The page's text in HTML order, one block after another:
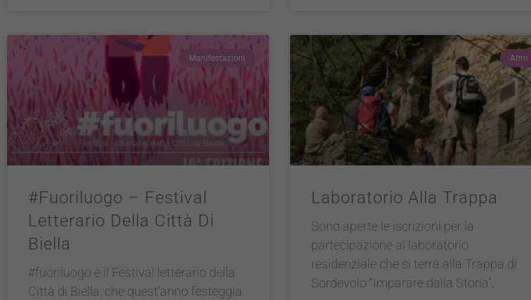
Manifestazioni
#fuoriluogo – Festival
Letterario Della Città Di
Biella
#fuoriluogo è il Festival letterario della
Città di Biella, che quest’anno festeggia
Altro
Laboratorio Alla Trappa
Sono aperte le iscrizioni per la
partecipazione al laboratorio
residenziale che si terrà alla Trappa di
Sordevolo “Imparare dalla Storia”,